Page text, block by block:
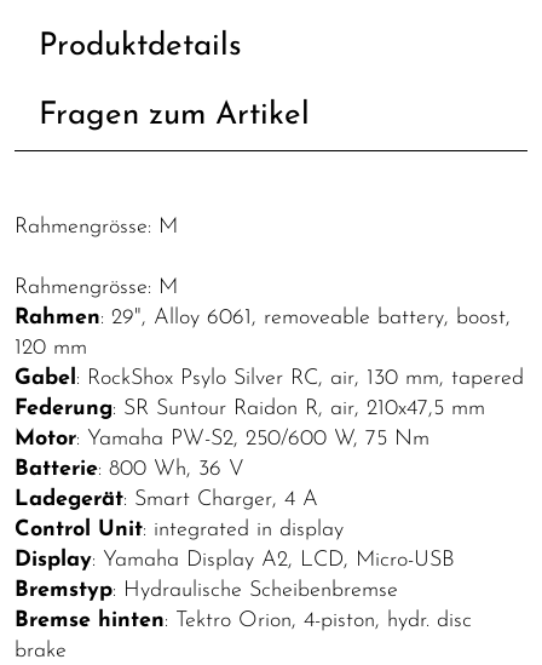
Produktdetails
Fragen zum Artikel
Rahmengrösse: M
Rahmengrösse: M
Rahmen: 29", Alloy 6061, removeable battery, boost,
120 mm
Gabel: RockShox Psylo Silver RC, air, 130 mm, tapered
Federung: SR Suntour Raidon R, air, 210x47,5 mm
Motor: Yamaha PW-S2, 250/600 W, 75 Nm
Batterie: 800 Wh, 36 V
Ladegerät: Smart Charger, 4 A
Control Unit: integrated in display
Display: Yamaha Display A2, LCD, Micro-USB
Bremstyp: Hydraulische Scheibenbremse
Bremse hinten: Tektro Orion, 4-piston, hydr. disc
brake